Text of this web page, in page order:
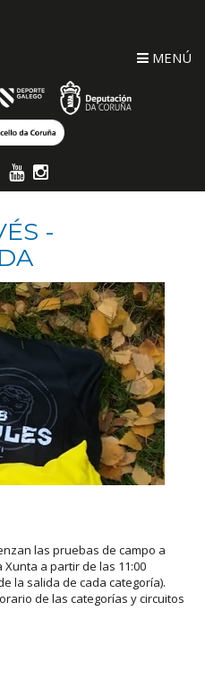
MENÚ
-
las pruebas de campo a
a partir de las 11:00
la salida de cada categoría).
de las categorías y circuitos